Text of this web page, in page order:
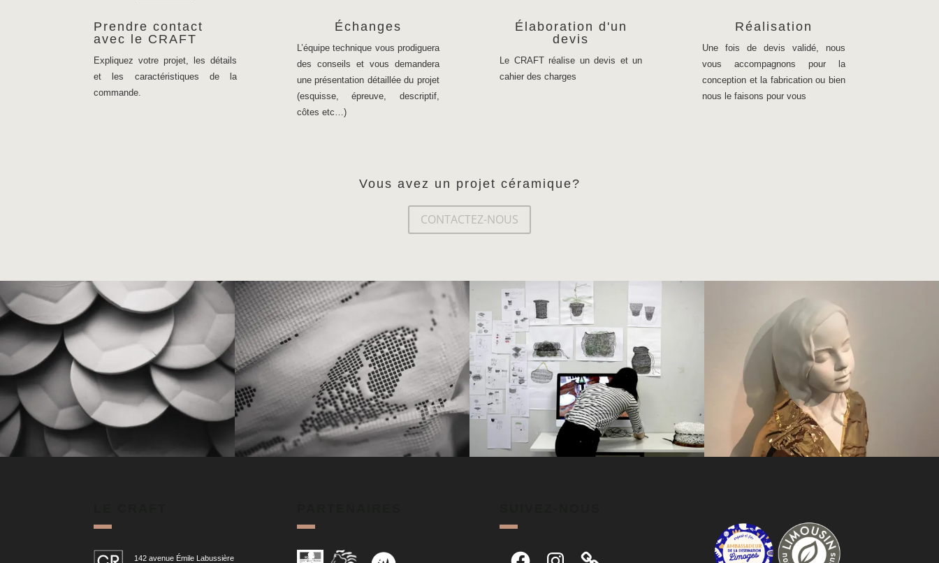
Prendre contact
avec le CRAFT
Expliquez votre projet, les détails
et les caractéristiques de la
commande.
Échanges
L’équipe technique vous prodiguera
des conseils et vous demandera
une présentation détaillée du projet
(esquisse, épreuve, descriptif,
côtes etc…)
Élaboration d'un
devis
Le CRAFT réalise un devis et un
cahier des charges
Réalisation
Une fois de devis validé, nous
vous accompagnons pour la
conception et la fabrication ou bien
nous le faisons pour vous
Vous avez un projet céramique?
CONTACTEZ-NOUS
142 avenue Émile Labussière FacebookInstagram